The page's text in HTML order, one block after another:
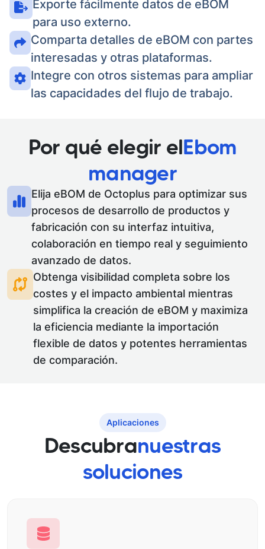
Exporte fácilmente datos de eBOM
para uso externo.
Comparta detalles de eBOM con partes
interesadas y otras plataformas.
Integre con otros sistemas para ampliar
las capacidades del flujo de trabajo.
Por qué elegir elEbom
manager
Elija eBOM de Octoplus para optimizar sus
procesos de desarrollo de productos y
fabricación con su interfaz intuitiva,
colaboración en tiempo real y seguimiento
avanzado de datos.
Obtenga visibilidad completa sobre los
costes y el impacto ambiental mientras
simplifica la creación de eBOM y maximiza
la eficiencia mediante la importación
flexible de datos y potentes herramientas
de comparación.
Aplicaciones
Descubranuestras
soluciones